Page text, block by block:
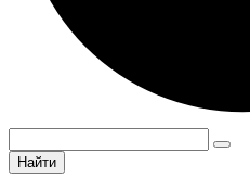
Найти